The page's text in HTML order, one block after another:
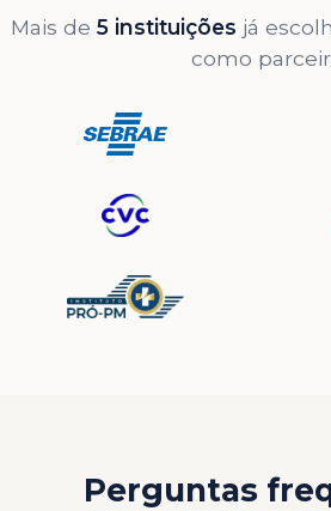
Mais de 5 instituições já
como
Perguntas